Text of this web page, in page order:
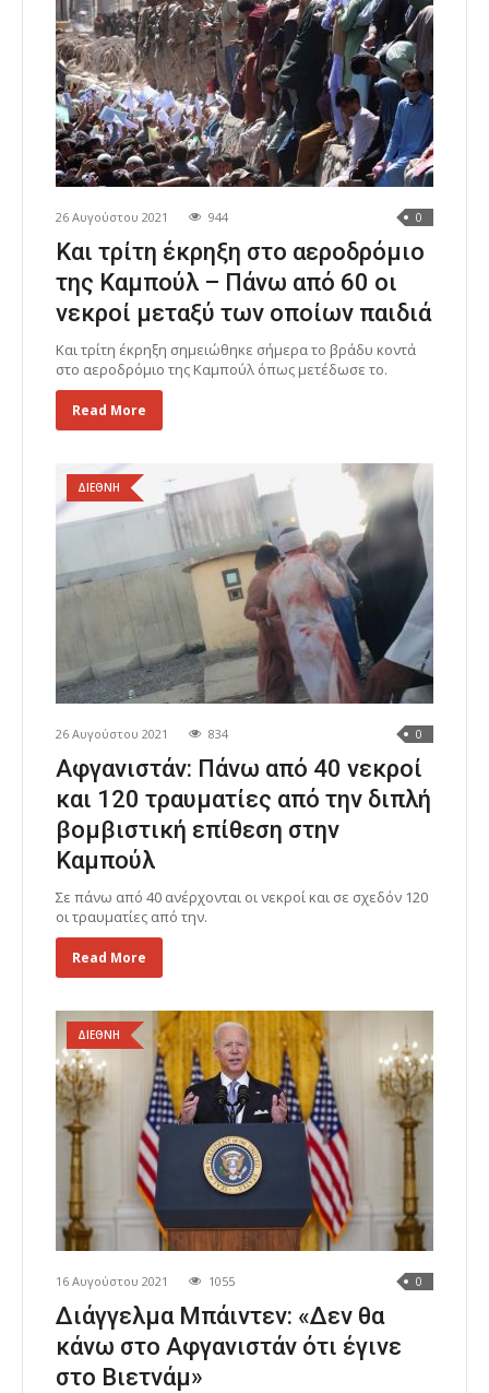
26 Αυγούστου 2021 944 0
Και τρίτη έκρηξη στο αεροδρόμιο
της Καμπούλ – Πάνω από 60 οι
νεκροί μεταξύ των οποίων παιδιά
Και τρίτη έκρηξη σημειώθηκε σήμερα το βράδυ κοντά
στο αεροδρόμιο της Καμπούλ όπως μετέδωσε το.
Read More
ΔΙΕΘΝΗ
26 Αυγούστου 2021 834 0
Αφγανιστάν: Πάνω από 40 νεκροί
και 120 τραυματίες από την διπλή
βομβιστική επίθεση στην
Καμπούλ
Σε πάνω από 40 ανέρχονται οι νεκροί και σε σχεδόν 120
οι τραυματίες από την.
Read More
ΔΙΕΘΝΗ
16 Αυγούστου 2021 1055 0
Διάγγελμα Μπάιντεν: «Δεν θα
κάνω στο Αφγανιστάν ότι έγινε
στο Βιετνάμ»